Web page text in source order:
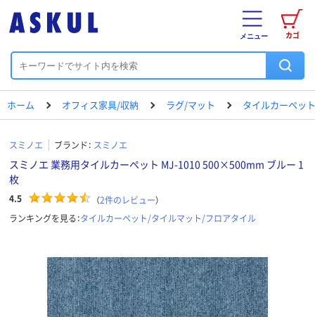
カゴ
メニュー
ホーム オフィス家具/収納 ラグ/マット タイルカーペッ
スミノエ ブランド： スミノエ
スミノエ 業務用タイルカーペット MJ-1010 500×500mm ブルー 1
枚
4.5 （2件のレビュー）
ランキングを見る：タイルカーペット/タイルマット/フロアタイル